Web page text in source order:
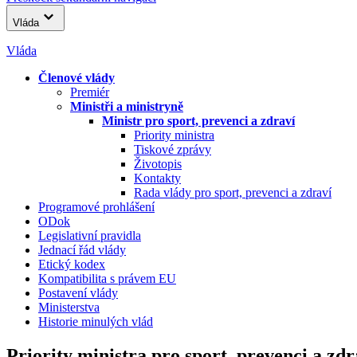
Vláda
Vláda
Členové vlády
Premiér
Ministři a ministryně
Ministr pro sport, prevenci a zdraví
Priority ministra
Tiskové zprávy
Životopis
Kontakty
Rada vlády pro sport, prevenci a zdraví
Programové prohlášení
ODok
Legislativní pravidla
Jednací řád vlády
Etický kodex
Kompatibilita s právem EU
Postavení vlády
Ministerstva
Historie minulých vlád